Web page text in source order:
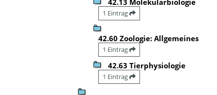
1 Eintrag
42.60 Zoologie: Allgemeines
1 Eintrag
42.63 Tierphysiologie
1 Eintrag